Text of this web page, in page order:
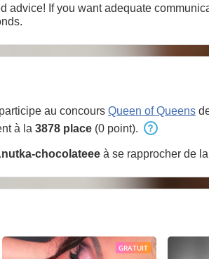
advice! If you want adequate
participe au concours Queen of Queens
à la 3878 place (0 point).
chocolateee à se rapprocher de la
GRATUIT